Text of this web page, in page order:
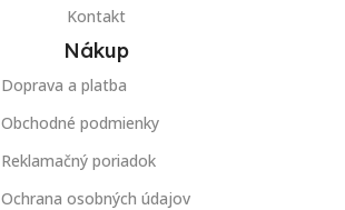
Kontakt
Nákup
Doprava a platba
Obchodné podmienky
Reklamačný poriadok
Ochrana osobných údajov